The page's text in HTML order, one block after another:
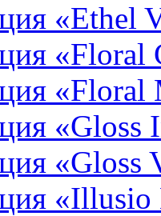
«Ethel
«Floral
«Floral
«Gloss
«Gloss
«Illusio